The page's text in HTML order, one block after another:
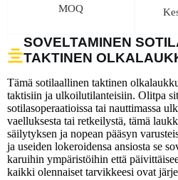
MOQ
SOVELTAMINEN
TAKTINEN
Tämä sotilaallinen taktinen
taktisiin ja ulkoilutilanteisiin. Olitpa
sotilasoperaatioissa tai nauttimassa
vaelluksesta tai retkeilystä, tämä
säilytyksen ja nopean pääsyn
ja useiden lokeroidensa ansiosta se
karuihin ympäristöihin että
kaikki olennaiset tarvikkeesi ovat